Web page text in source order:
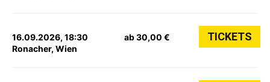
16.09.2026, 18:30
Ronacher, Wien
ab 30,00 € TICKETS